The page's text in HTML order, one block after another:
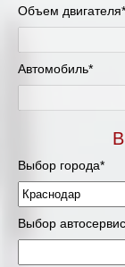
Объем двигателя*
Автомобиль*
Выбор города*
Выбор